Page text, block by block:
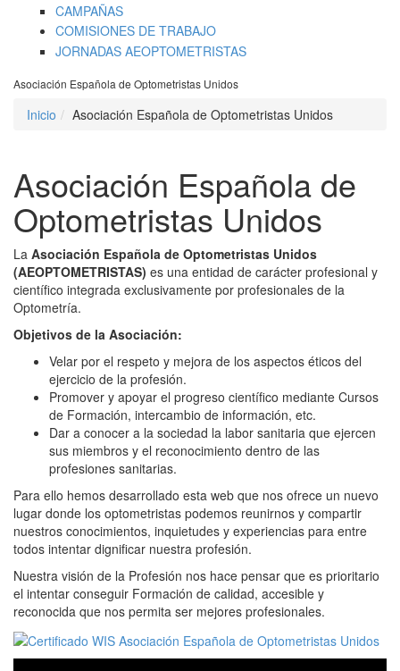
CAMPAÑAS
COMISIONES DE TRABAJO
JORNADAS AEOPTOMETRISTAS
Asociación Española de Optometristas Unidos
Inicio Asociación Española de Optometristas Unidos
Asociación Española de
Optometristas Unidos
La Asociación Española de Optometristas Unidos
(AEOPTOMETRISTAS) es una entidad de carácter profesional y
científico integrada exclusivamente por profesionales de la
Optometría.
Objetivos de la Asociación:
Velar por el respeto y mejora de los aspectos éticos del
ejercicio de la profesión.
Promover y apoyar el progreso científico mediante Cursos
de Formación, intercambio de información, etc.
Dar a conocer a la sociedad la labor sanitaria que ejercen
sus miembros y el reconocimiento dentro de las
profesiones sanitarias.
Para ello hemos desarrollado esta web que nos ofrece un nuevo
lugar donde los optometristas podemos reunirnos y compartir
nuestros conocimientos, inquietudes y experiencias para entre
todos intentar dignificar nuestra profesión.
Nuestra visión de la Profesión nos hace pensar que es prioritario
el intentar conseguir Formación de calidad, accesible y
reconocida que nos permita ser mejores profesionales.